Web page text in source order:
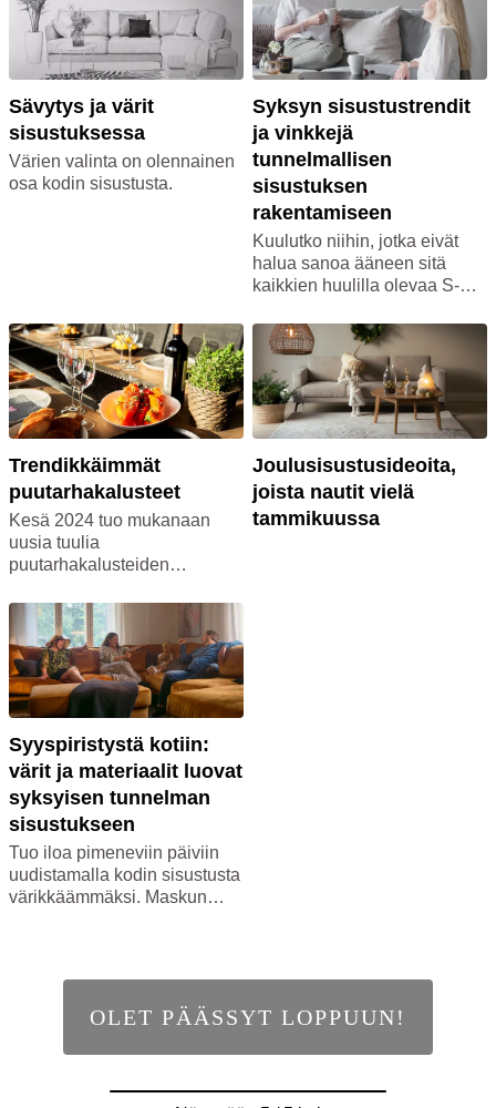
käyttöä. Näitä kaikkia
yhdistää räätälöinti oman
makusi ja persoonallisuutesi
mukaan.
Kokosimme tähän
sisustustrendeistä sekä vinkit,
joilla päivität kotisi tyylikkäästi
Sävytys ja värit
sisustuksessa
Värien valinta on olennainen
osa kodin sisustusta.
Syksyn sisustustrendit
ja vinkkejä
tunnelmallisen
sisustuksen
rakentamiseen
Kuulutko niihin, jotka eivät
halua sanoa ääneen sitä
kaikkien huulilla olevaa S-
intiaanikesästä? Vai odotatko
kuumeisesti, että saat vetäistä
villasukat jalkaan ja käpertyä
sohvannurkkaan
fiilistelemään pimeneviä
iltoja? Pidimme siitä tai
emme, syksy on saapunut.
Poimi tästä parhaat vinkit
kauden sisustukseen ja
toivota syksy tervetulleeksi
Trendikkäimmät
puutarhakalusteet
Kesä 2024 tuo mukanaan
uusia tuulia
puutarhakalusteiden
tulossa yhä enemmän kodin
keskipiste, jossa nautitaan
kesäpäivistä, illanvietoista ja
rentoutumisesta. Millaiset
kalusteet tekevät
puutarhastasi tämän kesän
kuumimman oleskelupaikan?
Tutustutaanpa kesän
trendikkäimpiin
puutarhakalusteisiin!
Joulusisustusideoita,
joista nautit vielä
tammikuussa
Syyspiristystä kotiin:
värit ja materiaalit luovat
syksyisen tunnelman
sisustukseen
Tuo iloa pimeneviin päiviin
uudistamalla kodin sisustusta
värikkäämmäksi. Maskun
OLET PÄÄSSYT LOPPUUN!